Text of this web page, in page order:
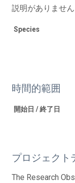
説明がありません
Species
時間的範囲
開始日 / 終了日
プロジェクト
The Research